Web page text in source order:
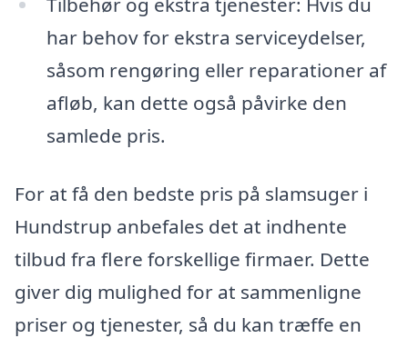
har behov for ekstra serviceydelser,
såsom rengøring eller reparationer af
afløb, kan dette også påvirke den
samlede pris.
For at få den bedste pris på slamsuger i
Hundstrup anbefales det at indhente
tilbud fra flere forskellige firmaer. Dette
giver dig mulighed for at sammenligne
priser og tjenester, så du kan træffe en